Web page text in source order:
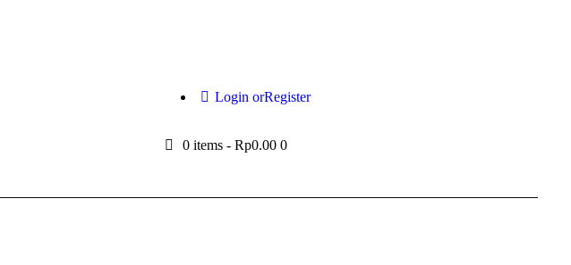
Login orRegister
0 items -Rp0.00 0